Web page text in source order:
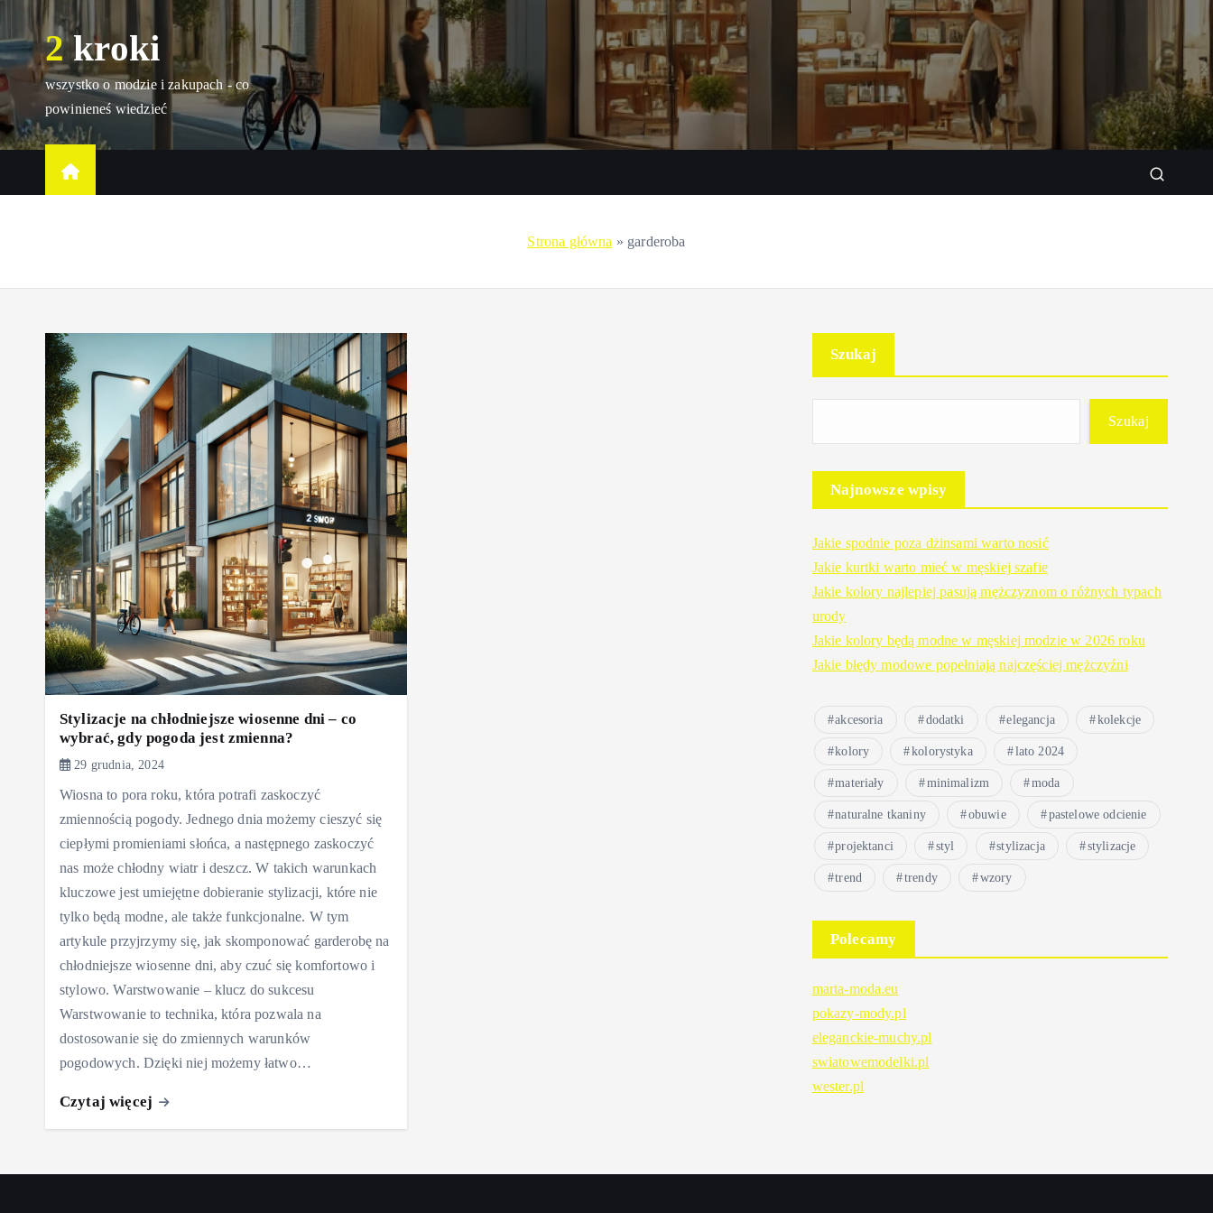
i
t
o
2 kroki
wszystko o modzie i zakupach - co
powinieneś wiedzieć
Strona główna » garderoba
Stylizacje na chłodniejsze wiosenne dni – co
wybrać, gdy pogoda jest zmienna?
29 grudnia, 2024
Wiosna to pora roku, która potrafi zaskoczyć
zmiennością pogody. Jednego dnia możemy cieszyć się
ciepłymi promieniami słońca, a następnego zaskoczyć
nas może chłodny wiatr i deszcz. W takich warunkach
kluczowe jest umiejętne dobieranie stylizacji, które nie
tylko będą modne, ale także funkcjonalne. W tym
artykule przyjrzymy się, jak skomponować garderobę na
chłodniejsze wiosenne dni, aby czuć się komfortowo i
stylowo. Warstwowanie – klucz do sukcesu
Warstwowanie to technika, która pozwala na
dostosowanie się do zmiennych warunków
pogodowych. Dzięki niej możemy łatwo…
Czytaj więcej
Szukaj
Szukaj
Najnowsze wpisy
Jakie spodnie poza dżinsami warto nosić
Jakie kurtki warto mieć w męskiej szafie
Jakie kolory najlepiej pasują mężczyznom o różnych typach
urody
Jakie kolory będą modne w męskiej modzie w 2026 roku
Jakie błędy modowe popełniają najczęściej mężczyźni
akcesoria dodatki elegancja kolekcje
kolory kolorystyka lato 2024
materiały minimalizm moda
naturalne tkaniny obuwie pastelowe odcienie
projektanci styl stylizacja stylizacje
trend trendy wzory
Polecamy
marta-moda.eu
pokazy-mody.pl
eleganckie-muchy.pl
swiatowemodelki.pl
wester.pl